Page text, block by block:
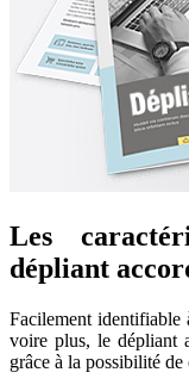
Les
dépliant
Facilement
voire plus, le dépliant
grâce à la possibilité